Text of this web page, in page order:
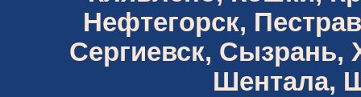
Нефтегорск,
Сергиевск,
Шентала,